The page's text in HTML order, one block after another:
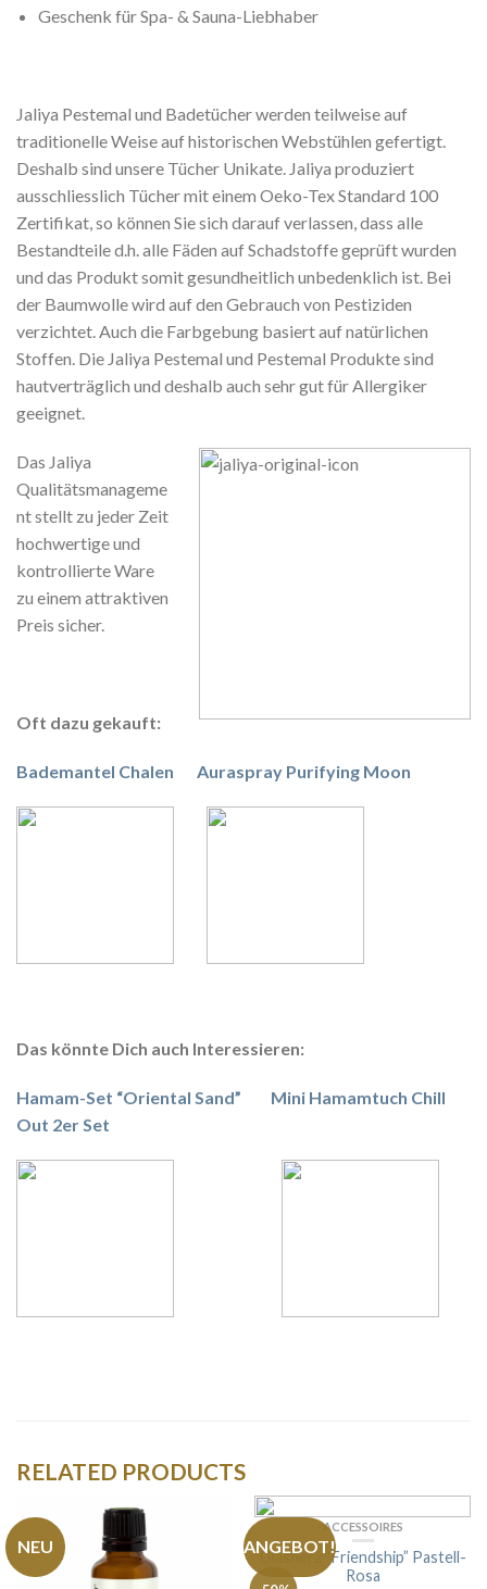
Geschenk für Spa- & Sauna-Liebhaber
Jaliya Pestemal und Badetücher werden teilweise auf
traditionelle Weise auf historischen Webstühlen gefertigt.
Deshalb sind unsere Tücher Unikate. Jaliya produziert
ausschliesslich Tücher mit einem Oeko-Tex Standard 100
Zertifikat, so können Sie sich darauf verlassen, dass alle
Bestandteile d.h. alle Fäden auf Schadstoffe geprüft wurden
und das Produkt somit gesundheitlich unbedenklich ist. Bei
der Baumwolle wird auf den Gebrauch von Pestiziden
verzichtet. Auch die Farbgebung basiert auf natürlichen
Stoffen. Die Jaliya Pestemal und Pestemal Produkte sind
hautverträglich und deshalb auch sehr gut für Allergiker
geeignet.
Das Jaliya
Qualitätsmanageme
nt stellt zu jeder Zeit
hochwertige und
kontrollierte Ware
zu einem attraktiven
Preis sicher.
Oft dazu gekauft:
Bademantel Chalen Auraspray Purifying Moon
Das könnte Dich auch Interessieren:
Hamam-Set “Oriental Sand”
Mini Hamamtuch Chill
Out 2er Set
RELATED PRODUCTS
NEU ANGEBOT!
ACCESSOIRES
Glasherz “Friendship” Pastell-
Rosa